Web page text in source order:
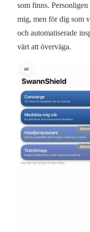
som finns.
mig, men för dig som
och automatiserade
värt att överväga.